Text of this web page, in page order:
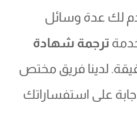
لك عدة وسائل
ترجمة شهادة
لدينا فريق مختص
على استفساراتك